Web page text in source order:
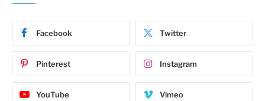
Facebook Twitter
Pinterest Instagram
YouTube Vimeo